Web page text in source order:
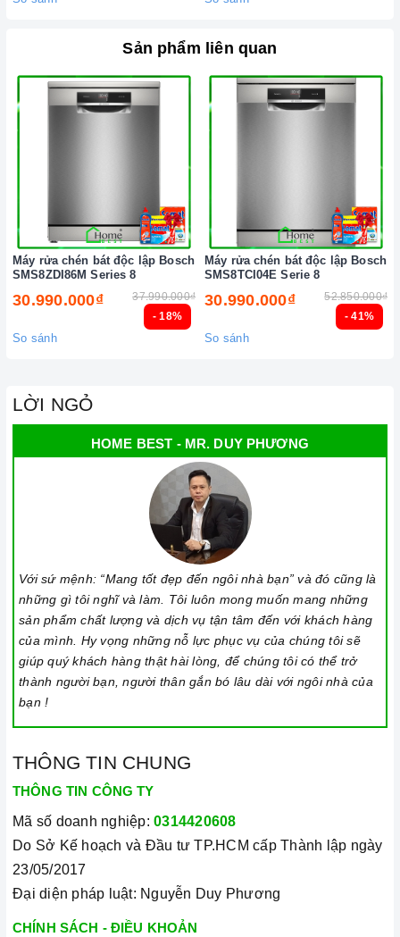
Sản phẩm liên quan
- 18%
Máy rửa chén bát độc lập Bosch
SMS8ZDI86M Series 8
30.990.000₫ 37.990.000₫
So sánh
- 41%
Máy rửa chén bát độc lập Bosch
SMS8TCI04E Serie 8
30.990.000₫ 52.850.000₫
So sánh
LỜI NGỎ
HOME BEST - MR. DUY PHƯƠNG
Với sứ mệnh: “Mang tốt đẹp đến ngôi nhà bạn” và đó cũng là
những gì tôi nghĩ và làm. Tôi luôn mong muốn mang những
sản phẩm chất lượng và dịch vụ tận tâm đến với khách hàng
của mình. Hy vọng những nỗ lực phục vụ của chúng tôi sẽ
giúp quý khách hàng thật hài lòng, để chúng tôi có thể trở
thành người bạn, người thân gắn bó lâu dài với ngôi nhà của
bạn !
THÔNG TIN CHUNG
THÔNG TIN CÔNG TY
Mã số doanh nghiệp: 0314420608
Do Sở Kế hoạch và Đầu tư TP.HCM cấp Thành lập ngày
23/05/2017
Đại diện pháp luật: Nguyễn Duy Phương
CHÍNH SÁCH - ĐIỀU KHOẢN